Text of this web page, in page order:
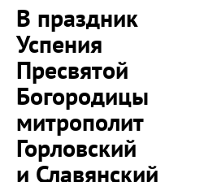
В праздник
Успения
Пресвятой
Богородицы
митрополит
Горловский
и Славянский